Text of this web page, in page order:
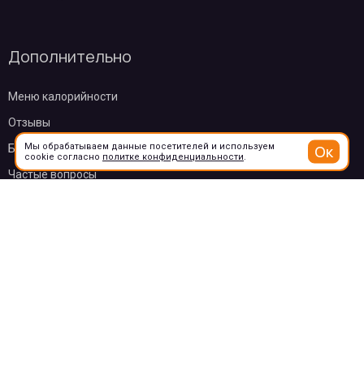
Дополнительно
Меню калорийности
Отзывы
Бонусы
Частые вопросы
Мы обрабатываем данные посетителей и используем
cookie согласно политке конфиденциальности. Ок